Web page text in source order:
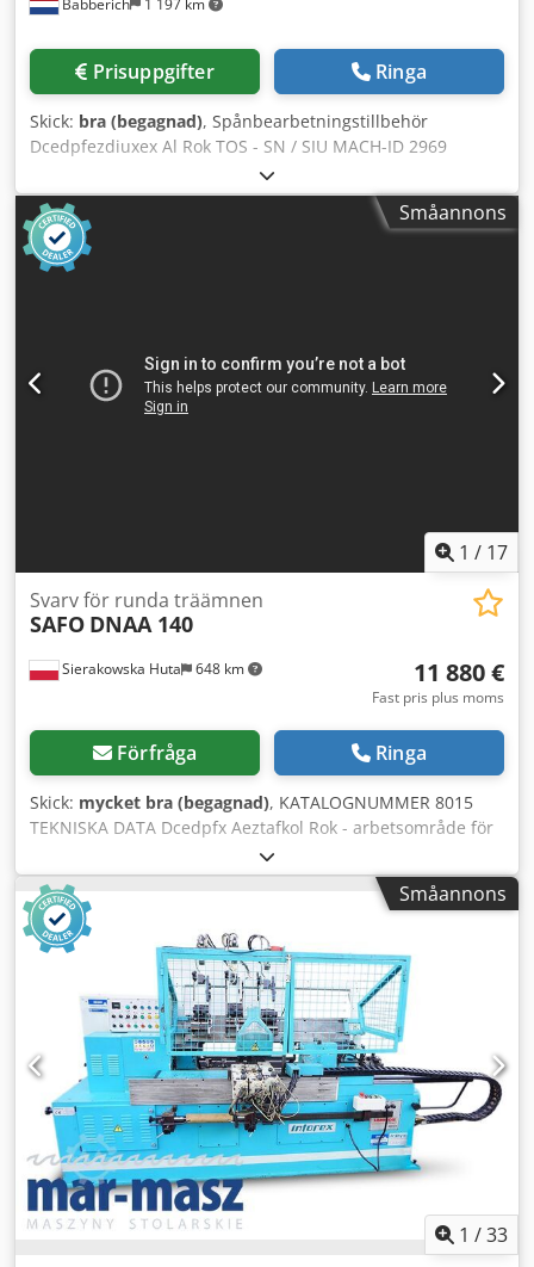
Spindelverktyg WOHLHAUPTER samt fräsverktyg +
drivsystem - Frässupport med spännhylshållare -
Rundslipningsutrustning - Medroterande centrumspets -
Inbyggd minikompressor (3,5 bar) i maskinfoten -
Underhållsenhet för tryckluftsdrift - Bruksanvisning -
Maskin monterad på stålplatta (1200 x 540 x 20 mm)
Utrymmesbehov L x B x H: 1650 x 950 x 1750 mm Vikt svarv:
660 kg (med stålplatta) Vikt tillbehör: 325 kg Mycket gott
skick
Prisuppgifter Ringa
Skick: bra (begagnad), Spånbearbetningstillbehör
Dcedpfezdiuxex Al Rok TOS - SN / SIU MACH-ID 2969
Tillverkare: TOS Modell: SN / SIU Tillverkningsår: 90 Max.
diameter: 150 Observera: Informationen på denna sida har
samlats in efter bästa förmåga av oss och, där det varit
möjligt, från tillverkaren. Informationen lämnas i god tro,
men noggrannheten kan inte garanteras. Därför utgör de
Småannons
1 / 17
Sierakowska Huta 648 km
Svarv för runda träämnen
SAFO DNAA 140
11 880 €
Fast pris plus moms
Förfråga Ringa
Skick: mycket bra (begagnad), KATALOGNUMMER 8015
TEKNISKA DATA Dcedpfx Aeztafkol Rok - arbetsområde för
diameter på bearbetade stift 40–140 mm - maximal
diameter på inkommande material 210 mm - minimal
längd på inkommande material 600 mm - maximalt
bearbetningstillägg per sida 30 mm - monterad hylsa med
diameter 100 mm - motor för drivning av skärhuvudet 18,5
kW - matning + framåt/bakåt - matningsmotor 3,73 kW I
ordning: - inmatningsränna - 6 st tandade dragvalsar - 4-
skärshuvud - 6 st släta dragvalsar - mått längd/bredd/höjd
2600 x 1200 x 1390 mm - vikt 1700 kg FÖRDELAR - tillverkad
i Polen - DTR-dokumentation - begagnad svarv, mycket bra
skick Netto pris: 49 900 PLN Netto pris: 11 880 EUR,
beroende på växelkursen 4,20 EUR (Priserna kan variera
beroende på större kursfluktuationer)
Småannons
1 /33